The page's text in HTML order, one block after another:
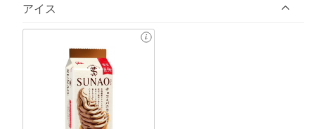
アイス